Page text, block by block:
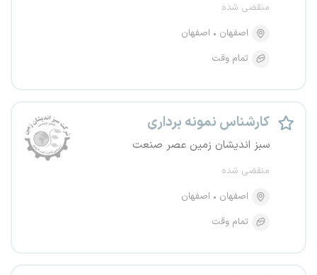
منقضی شده
اصفهان
اصفهان
تمام وقت
کارشناس نمونه برداری
سبز اندیشان زمین عصر صنعت
منقضی شده
اصفهان
اصفهان
تمام وقت